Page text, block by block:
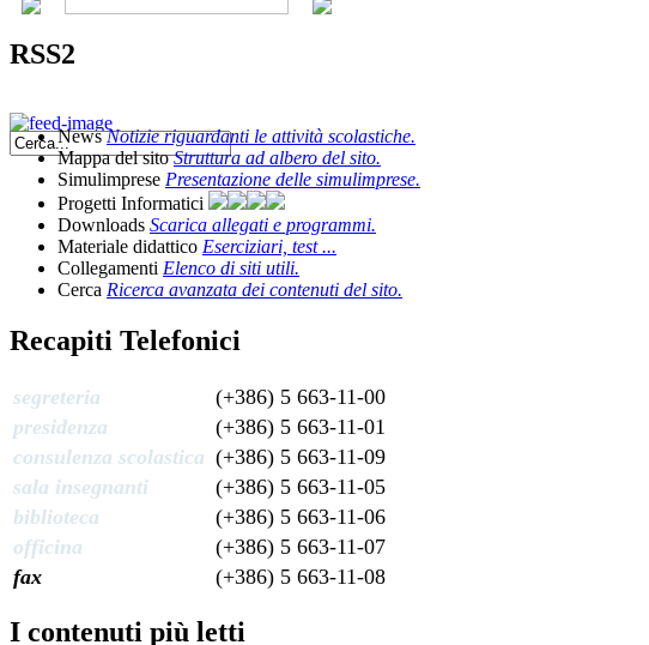
RSS2
NewsNotizie riguardanti le attività scolastiche.
Mappa del sitoStruttura ad albero del sito.
Simulimprese Presentazione delle simulimprese.
Progetti Informatici
Downloads Scarica allegati e programmi.
Materiale didattico Eserciziari, test ...
Collegamenti Elenco di siti utili.
Cerca Ricerca avanzata dei contenuti del sito.
Recapiti Telefonici
segreteria
(+386) 5 663-11-00
presidenza
(+386) 5 663-11-01
consulenza scolastica (+386) 5 663-11-09
sala insegnanti
(+386) 5 663-11-05
biblioteca
(+386) 5 663-11-06
officina
(+386) 5 663-11-07
fax
(+386) 5 663-11-08
I contenuti più letti